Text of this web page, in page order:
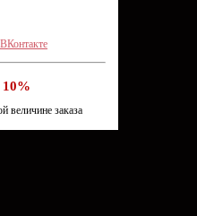
10%
величине заказа